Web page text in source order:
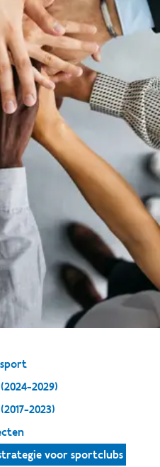
2029)
2023)
voor sportclubs